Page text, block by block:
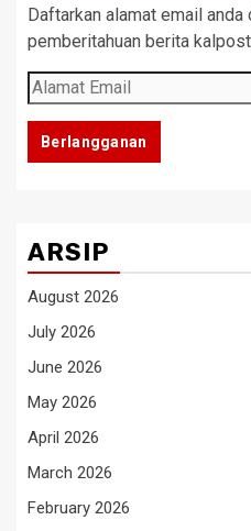
Daftarkan alamat email
pemberitahuan berita
Alamat
Email
Berlangganan
ARSIP
August 2026
July 2026
June 2026
May 2026
April 2026
March 2026
February 2026